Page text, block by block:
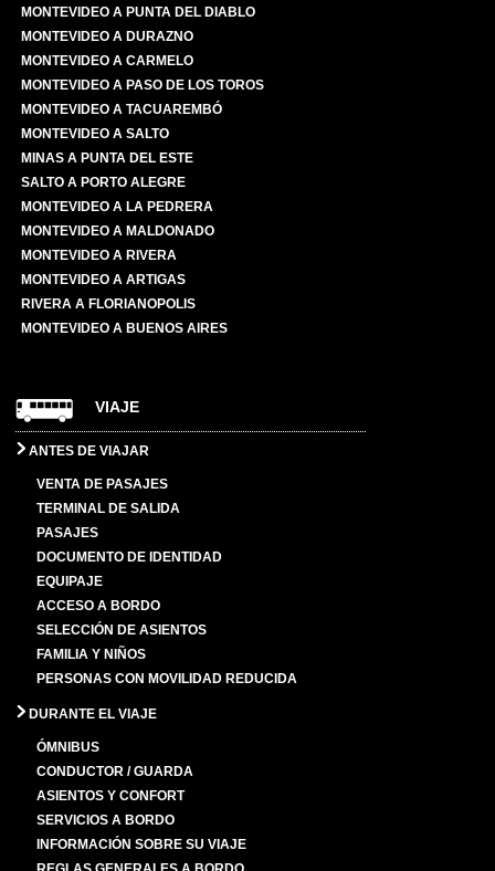
MONTEVIDEO A PUNTA DEL DIABLO
MONTEVIDEO A DURAZNO
MONTEVIDEO A CARMELO
MONTEVIDEO A PASO DE LOS TOROS
MONTEVIDEO A TACUAREMBÓ
MONTEVIDEO A SALTO
MINAS A PUNTA DEL ESTE
SALTO A PORTO ALEGRE
MONTEVIDEO A LA PEDRERA
MONTEVIDEO A MALDONADO
MONTEVIDEO A RIVERA
MONTEVIDEO A ARTIGAS
RIVERA A FLORIANOPOLIS
MONTEVIDEO A BUENOS AIRES
VIAJE
ANTES DE VIAJAR
VENTA DE PASAJES
TERMINAL DE SALIDA
PASAJES
DOCUMENTO DE IDENTIDAD
EQUIPAJE
ACCESO A BORDO
SELECCIÓN DE ASIENTOS
FAMILIA Y NIÑOS
PERSONAS CON MOVILIDAD REDUCIDA
DURANTE EL VIAJE
ÓMNIBUS
CONDUCTOR / GUARDA
ASIENTOS Y CONFORT
SERVICIOS A BORDO
INFORMACIÓN SOBRE SU VIAJE